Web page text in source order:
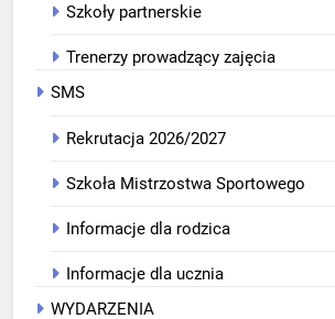
Szkoły partnerskie
Trenerzy prowadzący zajęcia
SMS
Rekrutacja 2026/2027
Szkoła Mistrzostwa Sportowego
Informacje dla rodzica
Informacje dla ucznia
WYDARZENIA